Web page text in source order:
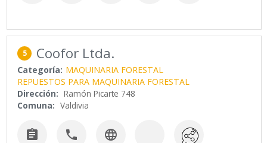
5 Coofor Ltda.
Categoría: MAQUINARIA FORESTAL
REPUESTOS PARA MAQUINARIA FORESTAL
Dirección: Ramón Picarte 748
Comuna: Valdivia
  